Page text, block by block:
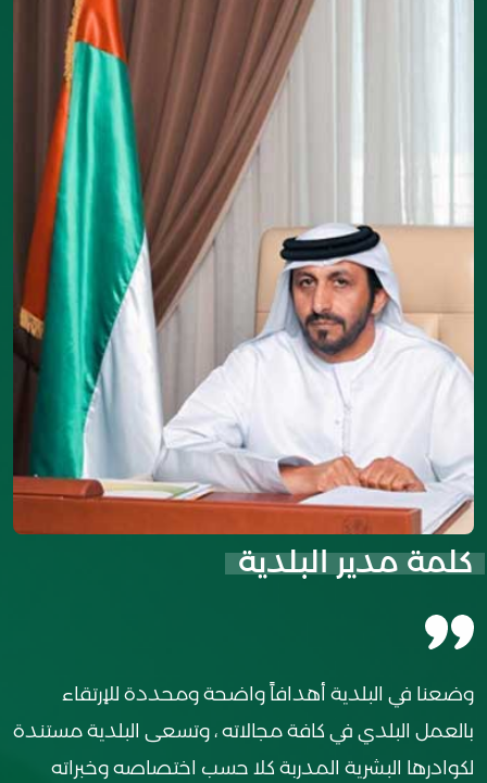
كلمة مدير البلدية
وضعنا في البلدية أهدافاً واضحة ومحددة للإرتقاء
بالعمل البلدي في كافة مجالاته ، وتسعى البلدية مستندة
لكوادرها البشرية المدربة كلا حسب اختصاصه وخبراته